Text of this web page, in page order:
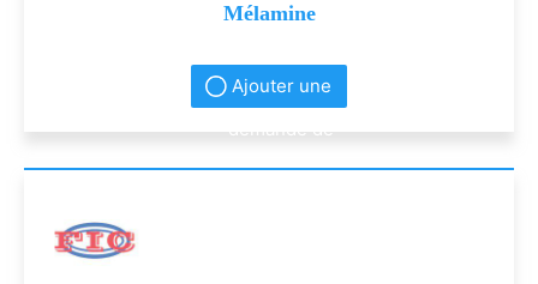
Mélamine
Ajouter une
demande de
renseignement